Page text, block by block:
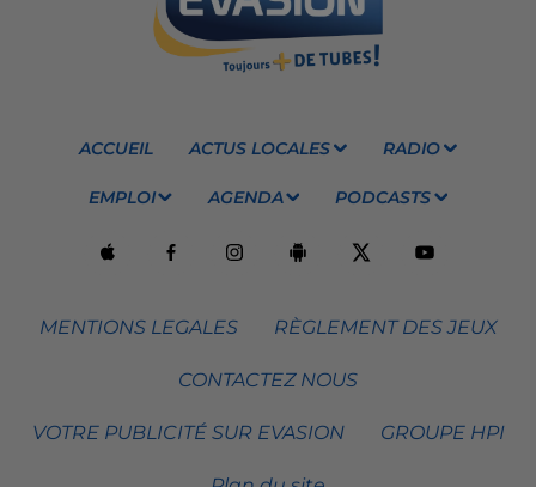
ACCUEIL ACTUS LOCALES RADIO
EMPLOI AGENDA PODCASTS
MENTIONS LEGALES RÈGLEMENT DES JEUX
CONTACTEZ NOUS
VOTRE PUBLICITÉ SUR EVASION GROUPE HPI